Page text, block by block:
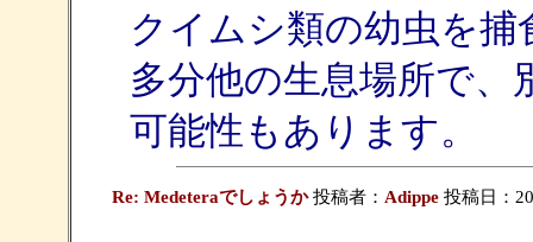
クイムシ類の幼虫を
多分他の生息場所で、
可能性もあります。
Re: Medeteraでしょうか投稿者： Adippe投稿日：